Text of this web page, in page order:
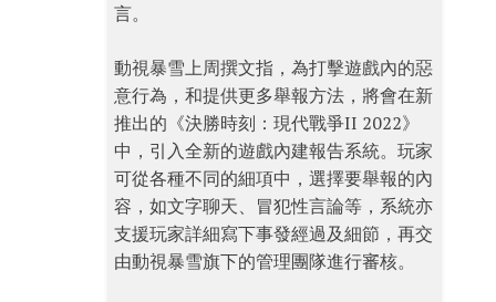
言。
動視暴雪上周撰文指，為打擊遊戲內的惡
意行為，和提供更多舉報方法，將會在新
推出的《決勝時刻：現代戰爭II 2022》
中，引入全新的遊戲內建報告系統。玩家
可從各種不同的細項中，選擇要舉報的內
容，如文字聊天、冒犯性言論等，系統亦
支援玩家詳細寫下事發經過及細節，再交
由動視暴雪旗下的管理團隊進行審核。